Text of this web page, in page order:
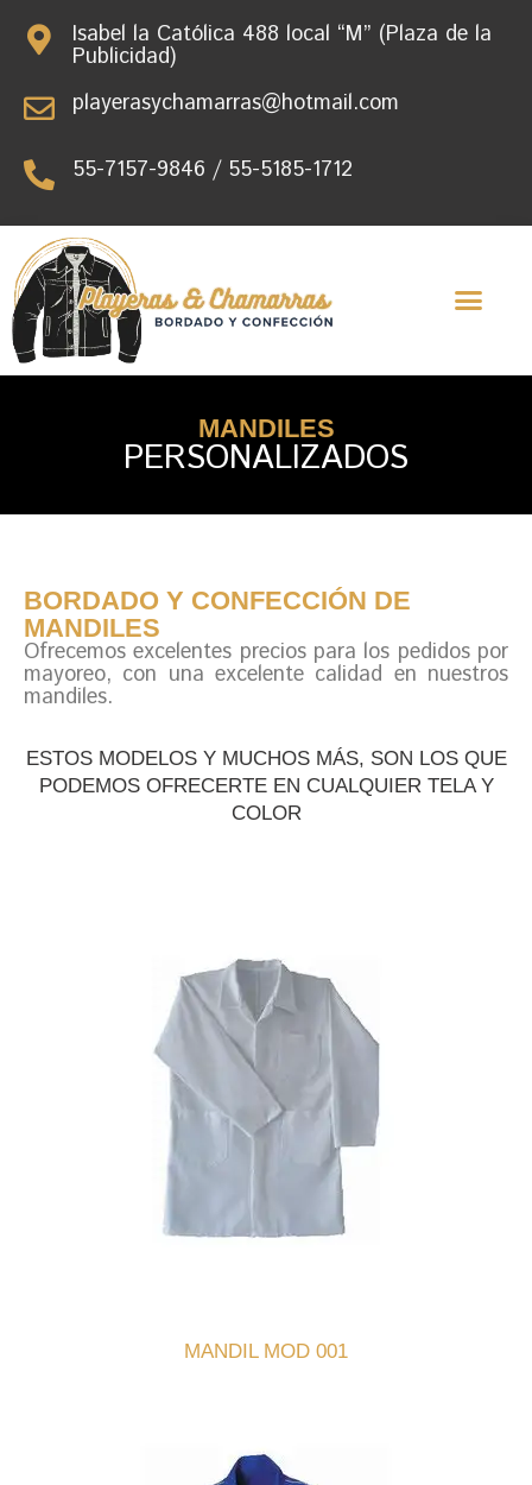
Isabel la Católica 488 local “M” (Plaza de la
Publicidad)
playerasychamarras@hotmail.com
55-7157-9846 / 55-5185-1712
MANDILES
PERSONALIZADOS
BORDADO Y CONFECCIÓN DE
MANDILES
Ofrecemos excelentes precios para los pedidos por
mayoreo, con una excelente calidad en nuestros
mandiles.
ESTOS MODELOS Y MUCHOS MÁS, SON LOS QUE
PODEMOS OFRECERTE EN CUALQUIER TELA Y
COLOR
MANDIL MOD 001